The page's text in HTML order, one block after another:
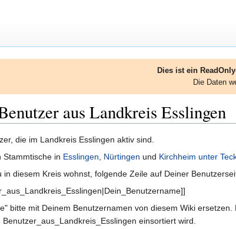
Dies ist ein
Die Daten
aus Landkreis Esslingen
die im Landkreis Esslingen aktiv sind.
Stammtische in Esslingen Nürtingen und Kirchheim unter
in diesem Kreis wohnst, folgende Zeile auf Deiner
bitte mit Deinem Benutzernamen von diesem Wiki
einsortiert wird.